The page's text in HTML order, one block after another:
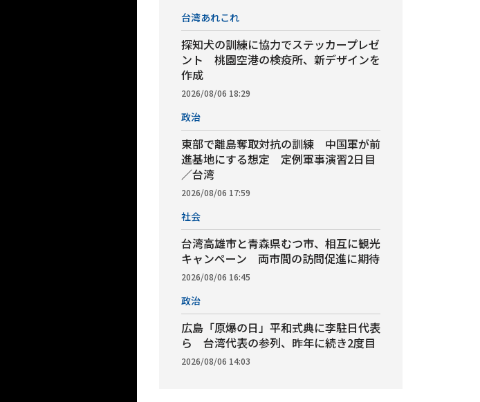
台湾あれこれ
探知犬の訓練に協力でステッカープレゼ
ント 桃園空港の検疫所、新デザインを
作成
2026/08/06 18:29
政治
東部で離島奪取対抗の訓練 中国軍が前
進基地にする想定 定例軍事演習2日目
／台湾
2026/08/06 17:59
社会
台湾高雄市と青森県むつ市、相互に観光
キャンペーン 両市間の訪問促進に期待
2026/08/06 16:45
政治
広島「原爆の日」平和式典に李駐日代表
ら 台湾代表の参列、昨年に続き2度目
2026/08/06 14:03